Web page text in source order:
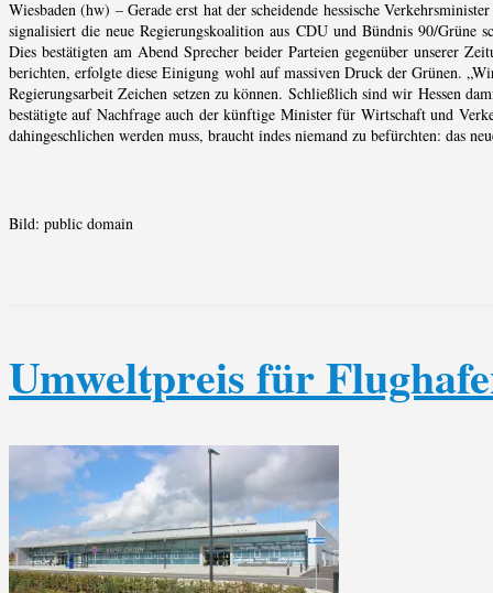
Wiesbaden (hw) – Gerade erst hat der scheidende hessische
signalisiert die neue Regierungskoalition aus CDU und Bündnis 90/Grüne
Dies bestätigten am Abend Sprecher beider Parteien gegenüber unserer
berichten, erfolgte diese Einigung wohl auf massiven Druck der Grünen.
Regierungsarbeit Zeichen setzen zu können. Schließlich sind wir Hessen
bestätigte auf Nachfrage auch der künftige Minister für Wirtschaft und
dahingeschlichen werden muss, braucht indes niemand zu befürchten: das
Bild: public domain
Umweltpreis für